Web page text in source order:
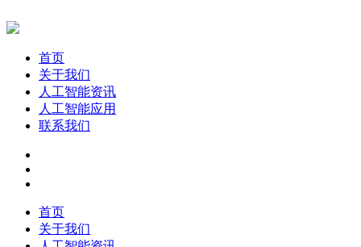
首页
关于我们
人工智能资讯
人工智能应用
联系我们
首页
关于我们